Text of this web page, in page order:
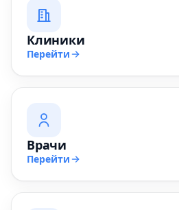
Клиники
Перейти
Врачи
Перейти